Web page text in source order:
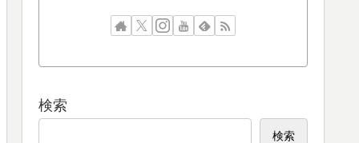
検索
検索